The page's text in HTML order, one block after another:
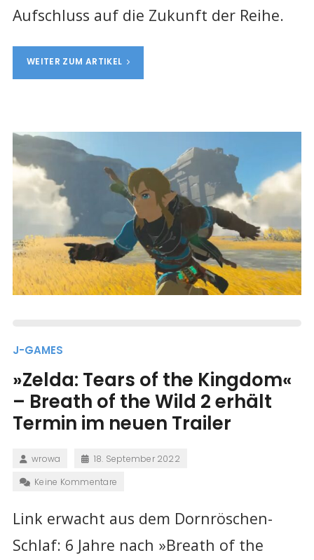
Aufschluss auf die Zukunft der Reihe.
WEITER ZUM ARTIKEL
J-GAMES
»Zelda: Tears of the Kingdom«
– Breath of the Wild 2 erhält
Termin im neuen Trailer
wrowa
18. September 2022
Keine Kommentare
Link erwacht aus dem Dornröschen-
Schlaf: 6 Jahre nach »Breath of the